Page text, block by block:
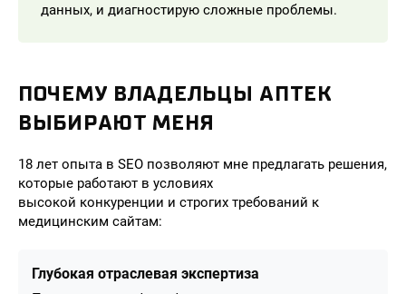
данных, и диагностирую сложные проблемы.
ПОЧЕМУ ВЛАДЕЛЬЦЫ АПТЕК
ВЫБИРАЮТ МЕНЯ
18 лет опыта в SEO позволяют мне предлагать решения,
которые работают в условиях
высокой конкуренции и строгих требований к
медицинским сайтам:
Глубокая отраслевая экспертиза